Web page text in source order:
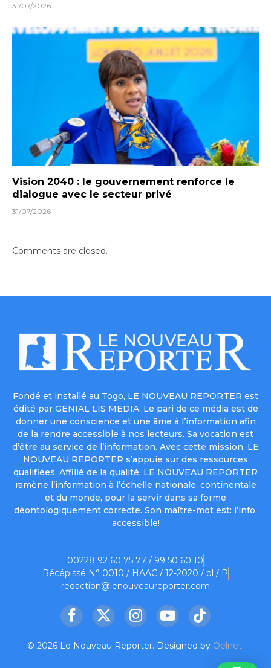
31/07/2026
Vision 2040 : le gouvernement renforce le
dialogue avec le secteur privé
31/07/2026
Comments are closed.
Fondé et installé au Togo, LE NOUVEAU REPORTER est
édité par GENIAL LIS MEDIA. Le pari de ce média est de
donner une conscience et une âme à l’information afin
de la rendre accessible à nos lecteurs. Sa vocation est
d’être au service de l’information. Avec cette mission, LE
NOUVEAU REPORTER s’appuie sur des ressources
qualifiées. Affilié de la qualité, LE NOUVEAU REPORTER
ramène l’information à l’échelle nationale, continentale
et du monde, pour la servir dans sa forme
déontologiquement correcte. Son maître-mot est: l’info,
accessible!
00228 92 60 75 77 / 99 50 60 10
Récépissé N° 0010 / HAAC / 12-2020 / pl / P
redaction@lenouveaureporter.com
Facebook
X
InstagramYouTubeTikTok
© 2026 Le Nouveau Reporter. Designed by Oelnet.